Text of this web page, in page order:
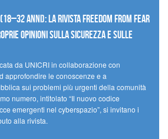
anni): la Rivista Freedom From Fear
opinioni sulla sicurezza e sulle
da UNICRI in collaborazione con
approfondire le conoscenze e a
sui problemi più urgenti della comunità
numero, intitolato “Il nuovo codice
emergenti nel cyberspazio”, si invitano i
alla rivista.